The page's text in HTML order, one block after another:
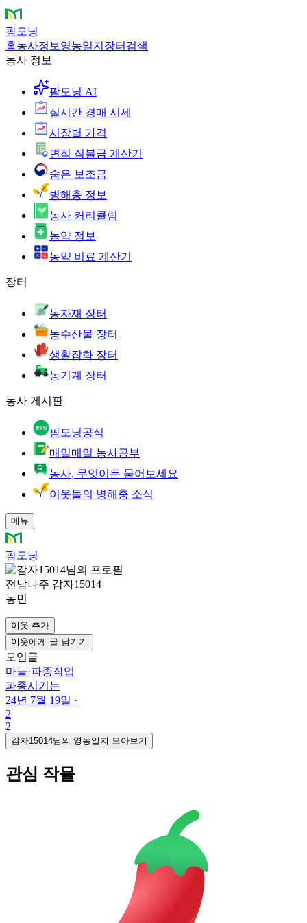
팜모닝
홈농사정보 영농일지 장터 검색
농사 정보
팜모닝 AI
실시간 경매 시세
시장별 가격
면적 직불금 계산기
숨은 보조금
병해충 정보
농사 커리큘럼
농약 정보
농약 비료 계산기
장터
농자재 장터
농수산물 장터
생활잡화 장터
농기계 장터
농사 게시판
팜모닝공식
매일매일 농사공부
농사, 무엇이든 물어보세요
이웃들의 병해충 소식
메뉴
팜모닝
전남나주 감자15014
농민
이웃 추가
이웃에게 글 남기기
모임글
마늘·파종작업
파종시기는
24년 7월 19일 ·
2
2
감자15014님의 영농일지 모아보기
관심 작물